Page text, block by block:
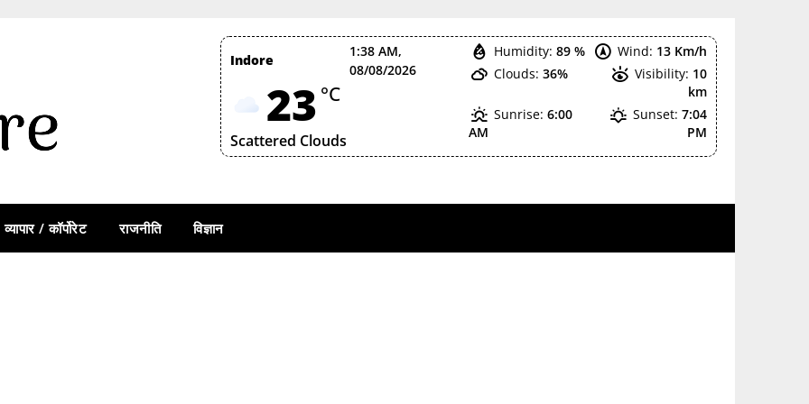
Indore
1:38 AM,
08/08/2026
23 °C
Scattered Clouds
Humidity: 89 % Wind: 13 Km/h
Clouds: 36% Visibility: 10
km
Sunrise: 6:00
AM
Sunset: 7:04
PM
व्यापार / कॉर्पोरेट राजनीति विज्ञान